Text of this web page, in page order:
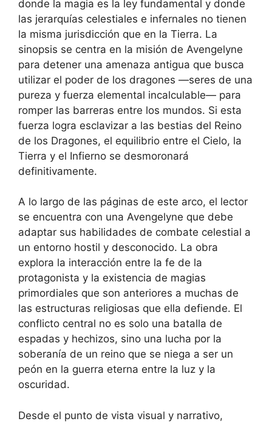
donde la magia es la ley fundamental y donde
las jerarquías celestiales e infernales no tienen
la misma jurisdicción que en la Tierra. La
sinopsis se centra en la misión de Avengelyne
para detener una amenaza antigua que busca
utilizar el poder de los dragones —seres de una
pureza y fuerza elemental incalculable— para
romper las barreras entre los mundos. Si esta
fuerza logra esclavizar a las bestias del Reino
de los Dragones, el equilibrio entre el Cielo, la
Tierra y el Infierno se desmoronará
definitivamente.
A lo largo de las páginas de este arco, el lector
se encuentra con una Avengelyne que debe
adaptar sus habilidades de combate celestial a
un entorno hostil y desconocido. La obra
explora la interacción entre la fe de la
protagonista y la existencia de magias
primordiales que son anteriores a muchas de
las estructuras religiosas que ella defiende. El
conflicto central no es solo una batalla de
espadas y hechizos, sino una lucha por la
soberanía de un reino que se niega a ser un
peón en la guerra eterna entre la luz y la
oscuridad.
Desde el punto de vista visual y narrativo,